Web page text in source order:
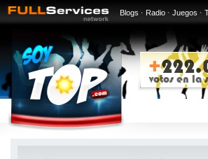
Blogs · Radio · Juegos ·